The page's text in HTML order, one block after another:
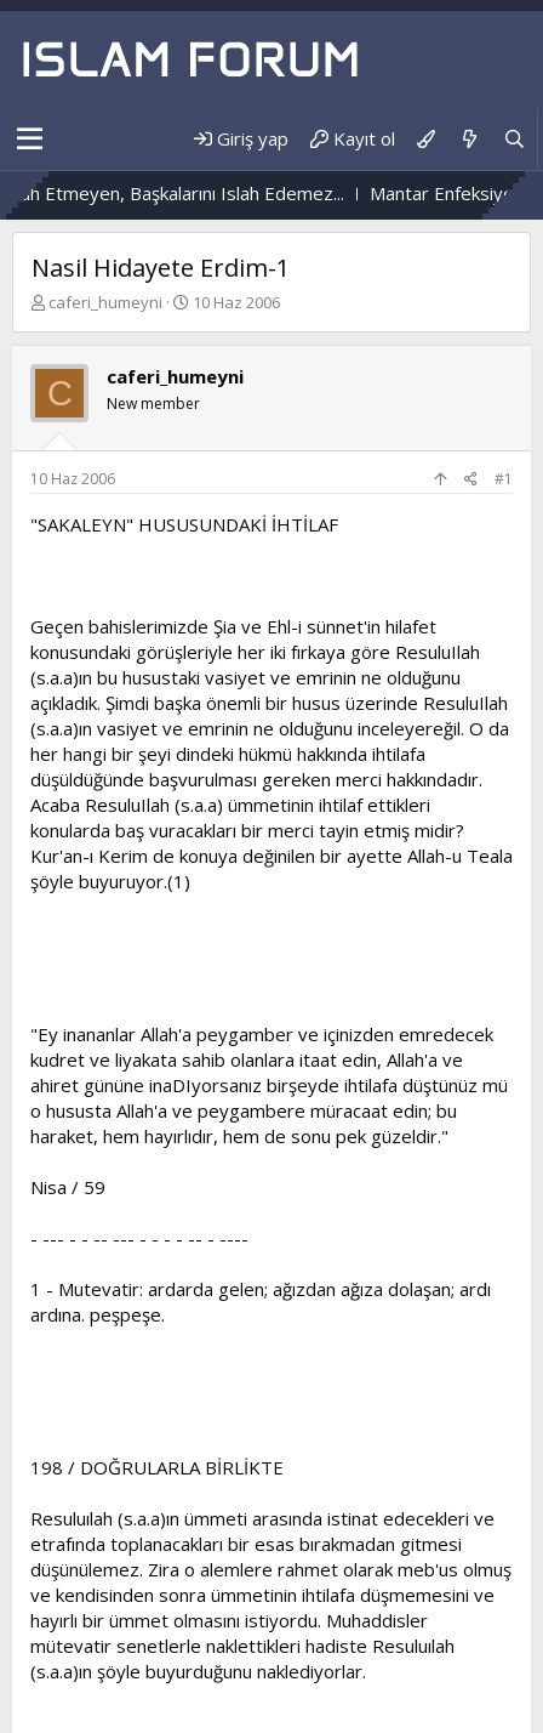
Giriş yap Kayıt ol
Başkalarını Islah Edemez... Mantar Enfeksiyonu
Nasil Hidayete Erdim-1
K
b
u
y
u
b
a
l
caferi_humeyni
B
a
n
ı
a
10 Haz 2006
C caferi_humeyni
New member
10 Haz 2006 #1
"SAKALEYN" HUSUSUNDAKİ İHTİLAF
Geçen bahislerimizde Şia ve Ehl-i sünnet'in hilafet
konusundaki görüşleriyle her iki fırkaya göre ResuluIlah
(s.a.a)ın bu husustaki vasiyet ve emrinin ne olduğunu
açıkladık. Şimdi başka önemli bir husus üzerinde ResuluIlah
(s.a.a)ın vasiyet ve emrinin ne olduğunu inceleyereğil. O da
her hangi bir şeyi dindeki hükmü hakkında ihtilafa
düşüldüğünde başvurulması gereken merci hakkındadır.
Acaba ResuluIlah (s.a.a) ümmetinin ihtilaf ettikleri
konularda baş vuracakları bir merci tayin etmiş midir?
Kur'an-ı Kerim de konuya değinilen bir ayette Allah-u Teala
şöyle buyuruyor.(1)
"Ey inananlar Allah'a peygamber ve içinizden emredecek
kudret ve liyakata sahib olanlara itaat edin, Allah'a ve
ahiret gününe inaDIyorsanız birşeyde ihtilafa düştünüz mü
o hususta Allah'a ve peygambere müracaat edin; bu
haraket, hem hayırlıdır, hem de sonu pek güzeldir."
Nisa / 59
- --- - - -- --- - - - - -- - ----
1 - Mutevatir: ardarda gelen; ağızdan ağıza dolaşan; ardı
ardına. peşpeşe.
198 / DOĞRULARLA BİRLİKTE
Resuluılah (s.a.a)ın ümmeti arasında istinat edecekleri ve
etrafında toplanacakları bir esas bırakmadan gitmesi
düşünülemez. Zira o alemlere rahmet olarak meb'us olmuş
ve kendisinden sonra ümmetinin ihtilafa düşmemesini ve
hayırlı bir ümmet olmasını istiyordu. Muhaddisler
mütevatir senetlerle naklettikleri hadiste Resuluılah
(s.a.a)ın şöyle buyurduğunu naklediyorlar.